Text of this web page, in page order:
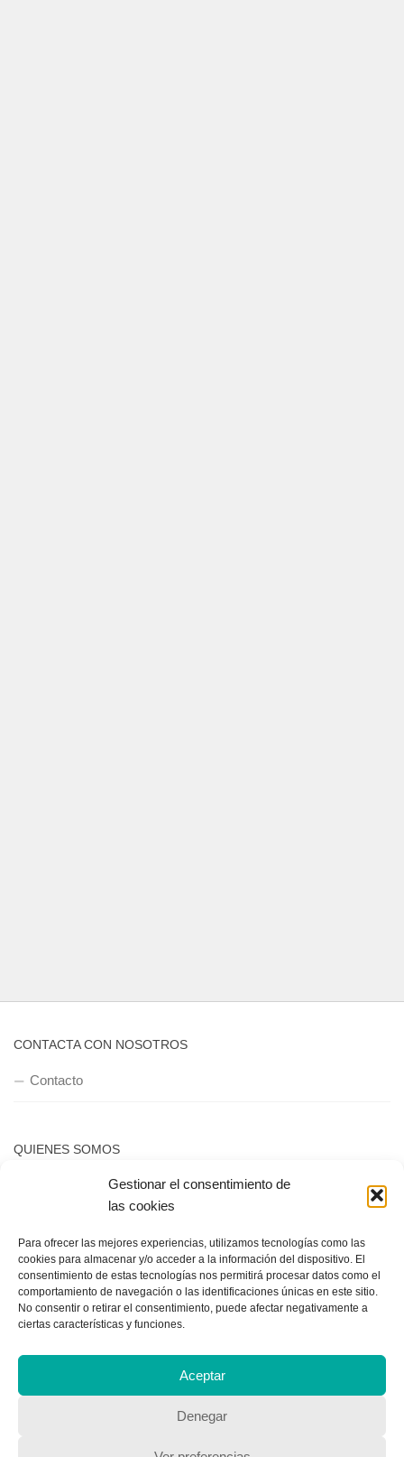
Gestionar el consentimiento de
las cookies
Para ofrecer las mejores experiencias, utilizamos tecnologías como las
cookies para almacenar y/o acceder a la información del dispositivo. El
consentimiento de estas tecnologías nos permitirá procesar datos como el
comportamiento de navegación o las identificaciones únicas en este sitio.
No consentir o retirar el consentimiento, puede afectar negativamente a
ciertas características y funciones.
Aceptar
Denegar
CONTACTA CON NOSOTROS
Contacto
QUIENES SOMOS
Quienes somos
POLÍTICA DE PRIVACIDAD
Política de privacidad